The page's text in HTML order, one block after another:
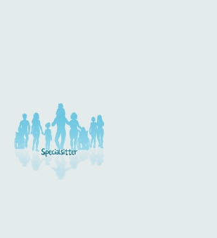
Arbeitgeber in